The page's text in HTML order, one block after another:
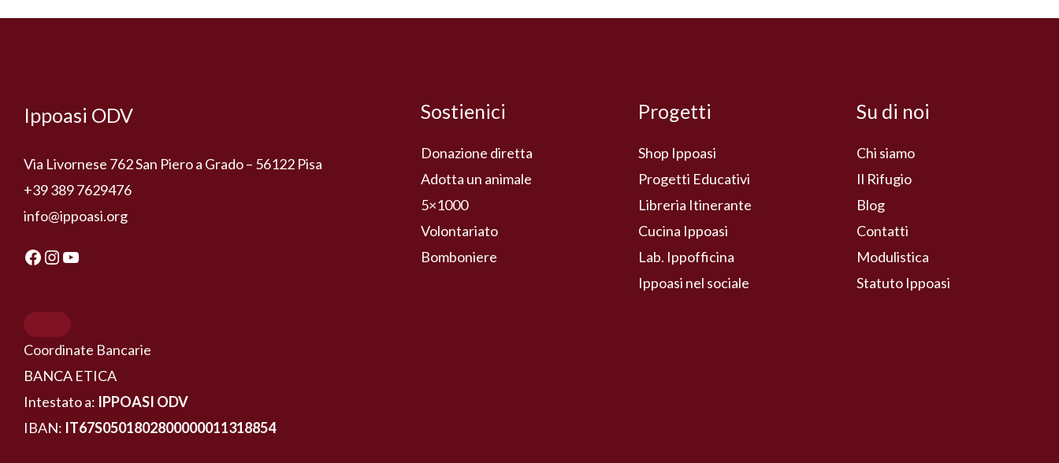
Ippoasi ODV
Via Livornese 762 San Piero a Grado – 56122 Pisa
+39 389 7629476
info@ippoasi.org
Coordinate Bancarie
BANCA ETICA
Intestato a: IPPOASI ODV
IBAN: IT67S0501802800000011318854
Sostienici
Donazione diretta
Adotta un animale
5×1000
Volontariato
Bomboniere
Progetti
Shop Ippoasi
Progetti Educativi
Libreria Itinerante
Cucina Ippoasi
Lab. Ippofficina
Ippoasi nel sociale
Su di noi
Chi siamo
Il Rifugio
Blog
Contatti
Modulistica
Statuto Ippoasi